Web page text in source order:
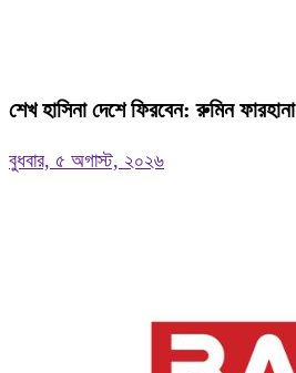
শেখ হাসিনা দেশে ফিরবেন: রুমিন ফারহানা
বুধবার, ৫ অগাস্ট, ২০২৬